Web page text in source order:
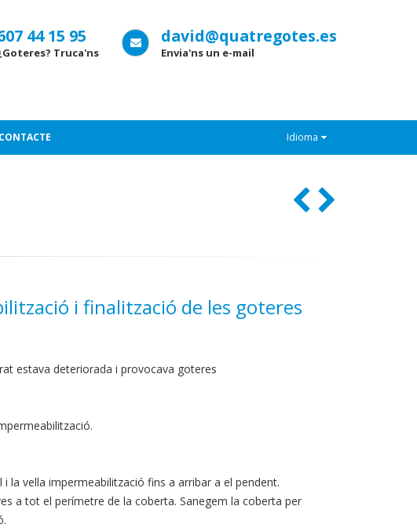
44 15 95
Truca'ns
david@quatregotes.es
Envia'ns un e-mail
CONTACTE Idioma
i finalització de les goteres
estava deteriorada i provocava goteres
la vella impermeabilització fins a arribar a el pendent.
a tot el perímetre de la coberta. Sanegem la coberta per